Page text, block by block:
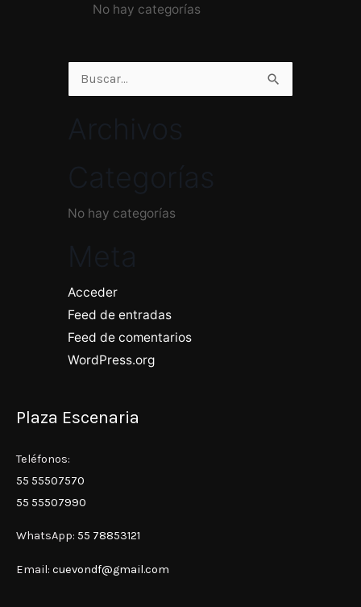
No hay categorías
Buscar
No hay categorías
Acceder
Feed de entradas
Feed de comentarios
WordPress.org
Plaza Escenaria
Teléfonos:
55 55507570
55 55507990
WhatsApp: 55 78853121
Email: cuevondf@gmail.com